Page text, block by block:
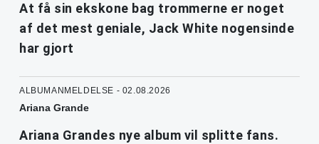
At få sin ekskone bag trommerne er noget
af det mest geniale, Jack White nogensinde
har gjort
ALBUMANMELDELSE - 02.08.2026
Ariana Grande
Ariana Grandes nye album vil splitte fans.